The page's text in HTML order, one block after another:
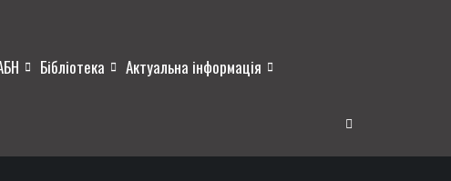
Бібліотека Актуальна інформація